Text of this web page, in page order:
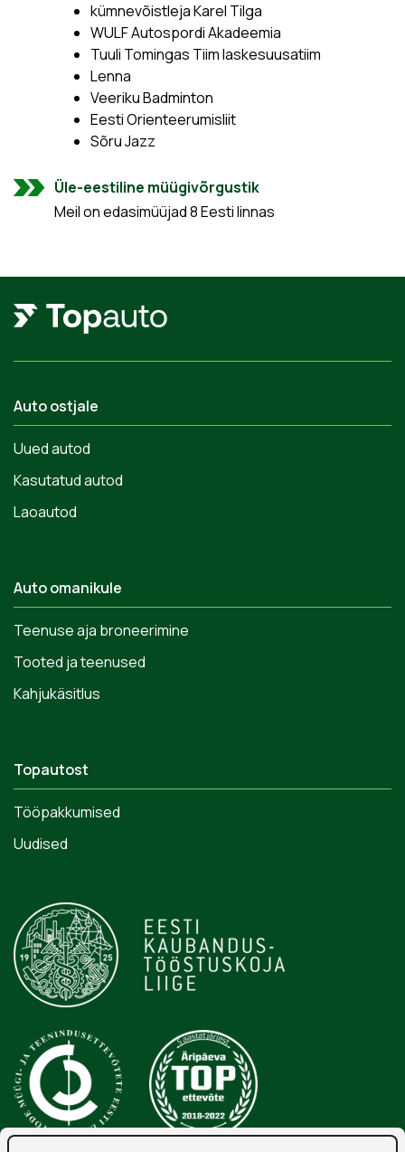
kümnevõistleja Karel Tilga
WULF Autospordi Akadeemia
Tuuli Tomingas Tiim laskesuusatiim
Lenna
Veeriku Badminton
Eesti Orienteerumisliit
Sõru Jazz
Üle-eestiline müügivõrgustik
Meil on edasimüüjad 8 Eesti linnas
Auto ostjale
Uued autod
Kasutatud autod
Laoautod
Auto omanikule
Teenuse aja broneerimine
Tooted ja teenused
Kahjukäsitlus
Topautost
Tööpakkumised
Uudised